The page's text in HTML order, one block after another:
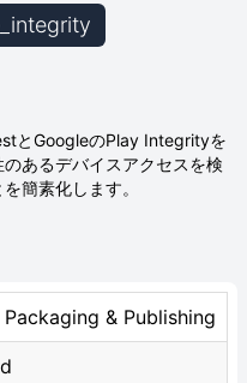
とGoogleのPlay Integrityを
あるデバイスアクセスを検
簡素化します。
& Publishing